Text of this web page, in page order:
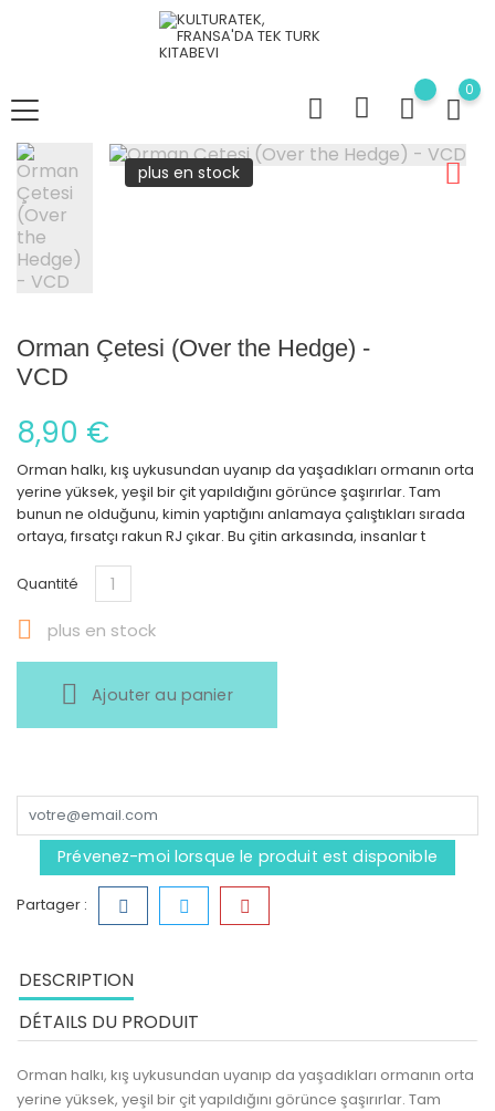
0
plus en stock
Orman Çetesi (Over the Hedge) -
VCD
8,90 €
Orman halkı, kış uykusundan uyanıp da yaşadıkları ormanın orta
yerine yüksek, yeşil bir çit yapıldığını görünce şaşırırlar. Tam
bunun ne olduğunu, kimin yaptığını anlamaya çalıştıkları sırada
ortaya, fırsatçı rakun RJ çıkar. Bu çitin arkasında, insanlar t
Quantité
 plus en stock
Ajouter au panier
Prévenez-moi lorsque le produit est disponible
Partager :
DESCRIPTION
DÉTAILS DU PRODUIT
Orman halkı, kış uykusundan uyanıp da yaşadıkları ormanın orta
yerine yüksek, yeşil bir çit yapıldığını görünce şaşırırlar. Tam